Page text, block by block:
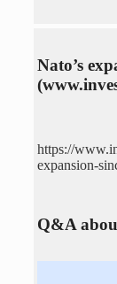
Nato’s
https://
expansion-
Q&A